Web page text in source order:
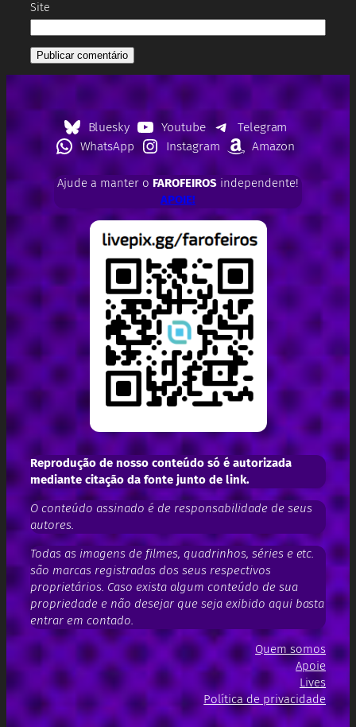
Site
Bluesky Youtube
Telegram
WhatsApp
Instagram Amazon
Ajude a manter o FAROFEIROSindependente!
APOIE!
Reprodução de nosso conteúdo só é autorizada
mediante citação da fonte junto de link.
O conteúdo assinado é de responsabilidade de seus
autores.
Todas as imagens de filmes, quadrinhos, séries e etc.
são marcas registradas dos seus respectivos
proprietários. Caso exista algum conteúdo de sua
propriedade e não desejar que seja exibido aqui basta
entrar em contado.
Quem somos
Apoie
Lives
Política de privacidade